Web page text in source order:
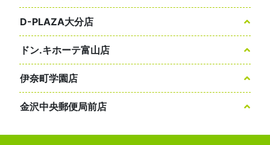
D-PLAZA大分店
ドン.キホーテ富山店
伊奈町学園店
金沢中央郵便局前店